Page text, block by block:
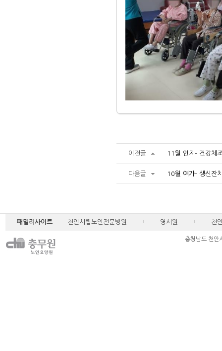
이전글 11월 인지- 건강체
다음글 10월 여가- 생신잔
패밀리사이트 천안시립노인전문병원 영서원 천
충청남도 천